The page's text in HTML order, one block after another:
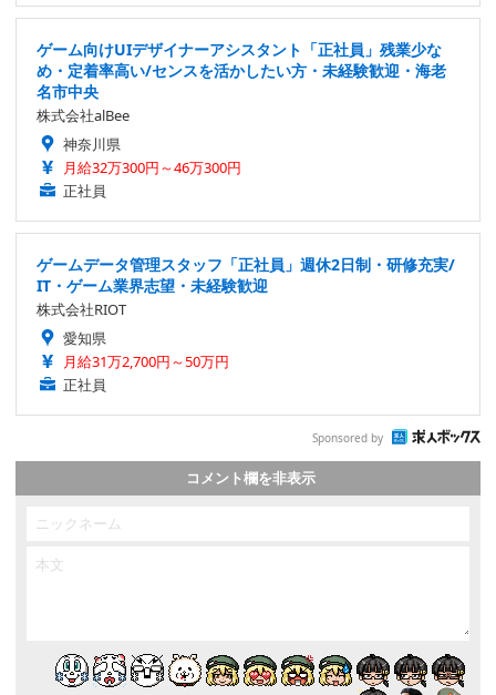
ゲーム向けUIデザイナーアシスタント「正社員」残業少な
め・定着率高い/センスを活かしたい方・未経験歓迎・海老
名市中央
株式会社alBee
神奈川県
月給32万300円～46万300円
正社員
ゲームデータ管理スタッフ「正社員」週休2日制・研修充実/
IT・ゲーム業界志望・未経験歓迎
株式会社RIOT
愛知県
月給31万2,700円～50万円
正社員
Sponsored by
コメント欄を非表示